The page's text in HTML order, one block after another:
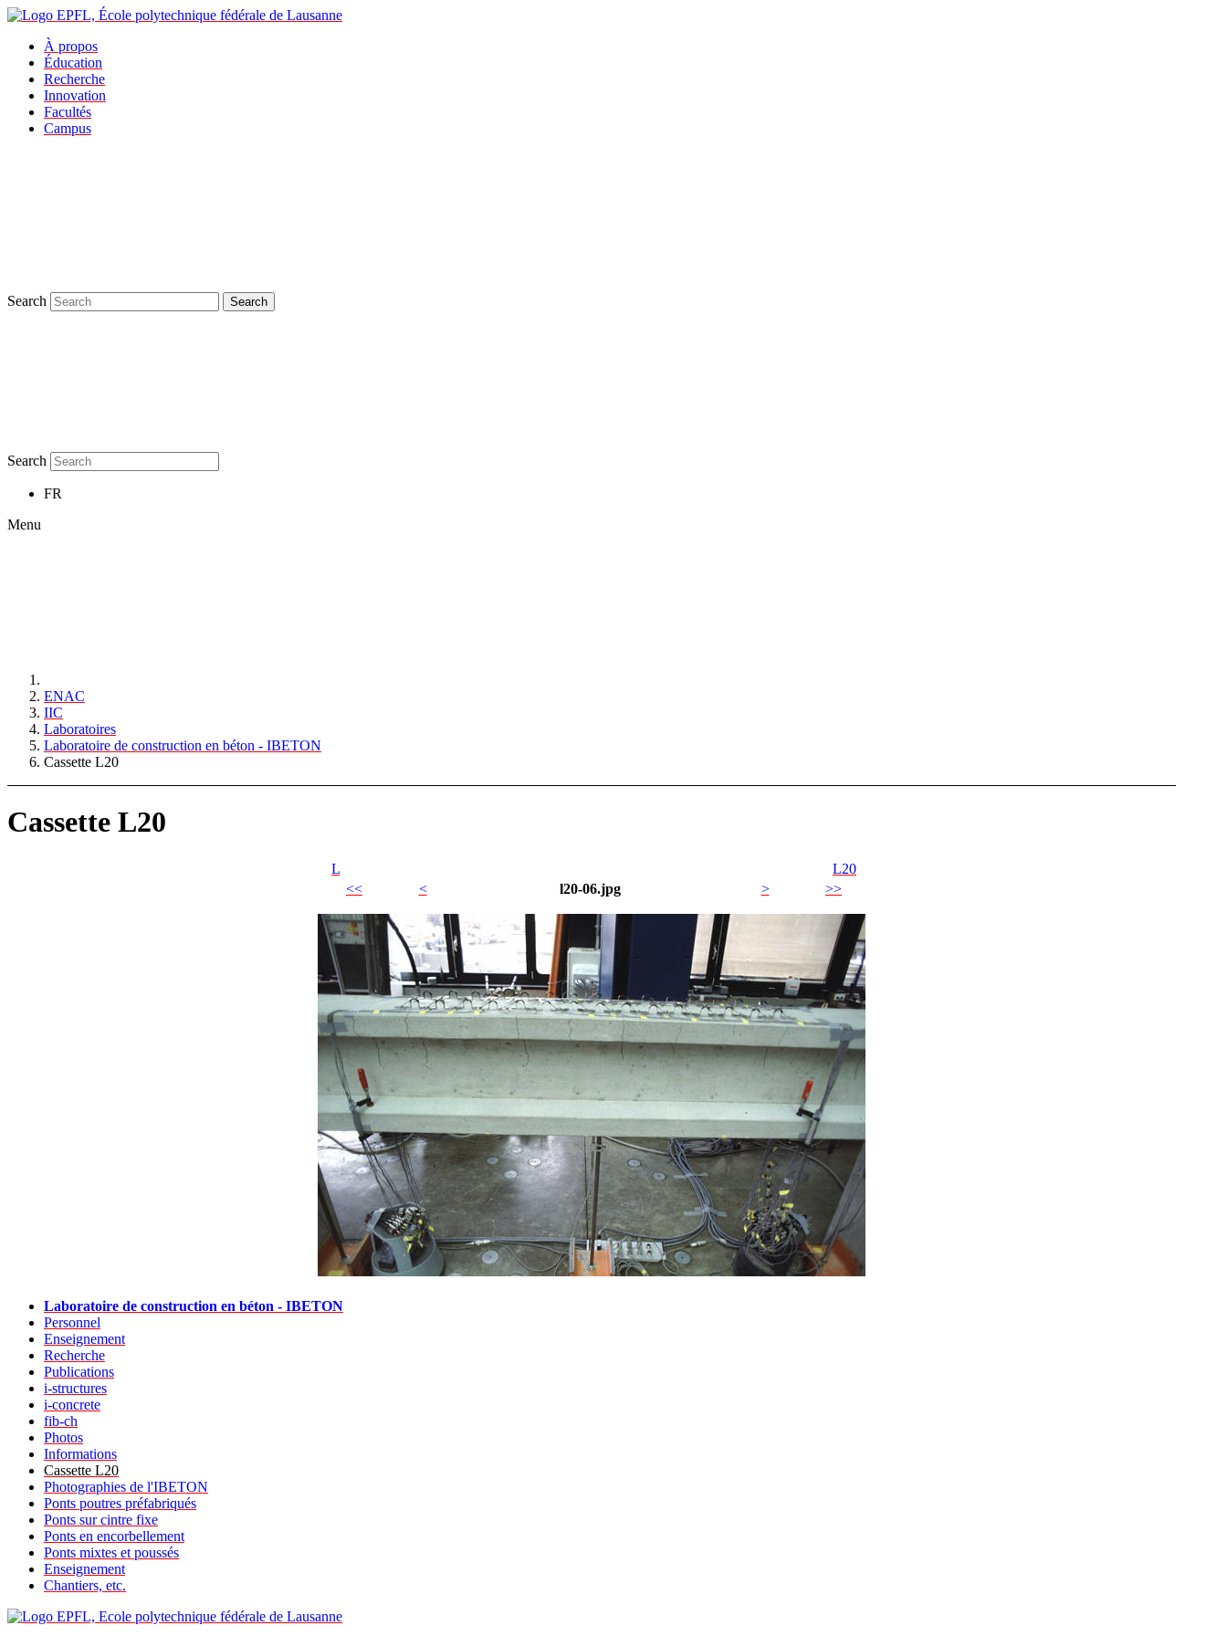
À propos
Éducation
Recherche
Innovation
Facultés
Campus
Search Search
Search
FR
Menu
ENAC
IIC
Laboratoires
Laboratoire de construction en béton - IBETON
Cassette L20
Cassette L20
L
L20
<<
< l20-06.jpg > >>
Laboratoire de construction en béton - IBETON
Personnel
Enseignement
Recherche
Publications
i-structures
i-concrete
fib-ch
Photos
Informations
Cassette L20
Photographies de l'IBETON
Ponts poutres préfabriqués
Ponts sur cintre fixe
Ponts en encorbellement
Ponts mixtes et poussés
Enseignement
Chantiers, etc.